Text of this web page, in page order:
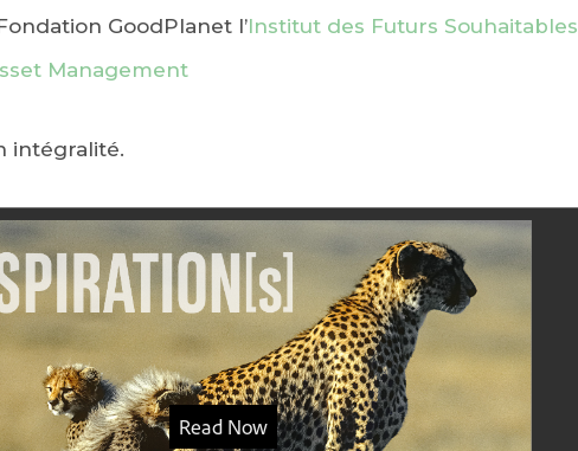
GoodPlanet l’Institut des Futurs Souhaitables
Management
intégralité.